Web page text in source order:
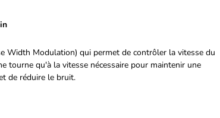
Width Modulation) qui permet de contrôler la vitesse du
tourne qu'à la vitesse nécessaire pour maintenir une
de réduire le bruit.